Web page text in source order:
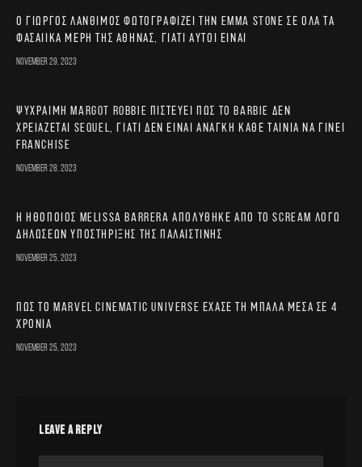
Ο Γιώργος Λάνθιμος φωτογραφίζει την Emma Stone σε όλα τα
φασαίικα μέρη της Αθήνας, γιατί αυτοί είναι
November 29, 2023
Ψύχραιμη Margot Robbie πιστεύει πως το Barbie δεν
χρειάζεται sequel, γιατί δεν είναι ανάγκη κάθε ταινία να γίνει
franchise
November 28, 2023
Η ηθοποιός Melissa Barrera απολύθηκε από το Scream λόγω
δηλώσεων υποστήριξης της Παλαιστίνης
November 25, 2023
Πώς το Marvel Cinematic Universe έχασε τη μπάλα μέσα σε 4
χρόνια
November 25, 2023
LEAVE A REPLY